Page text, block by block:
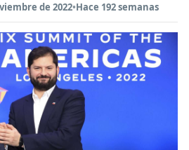
de 2022•Hace 192 semanas